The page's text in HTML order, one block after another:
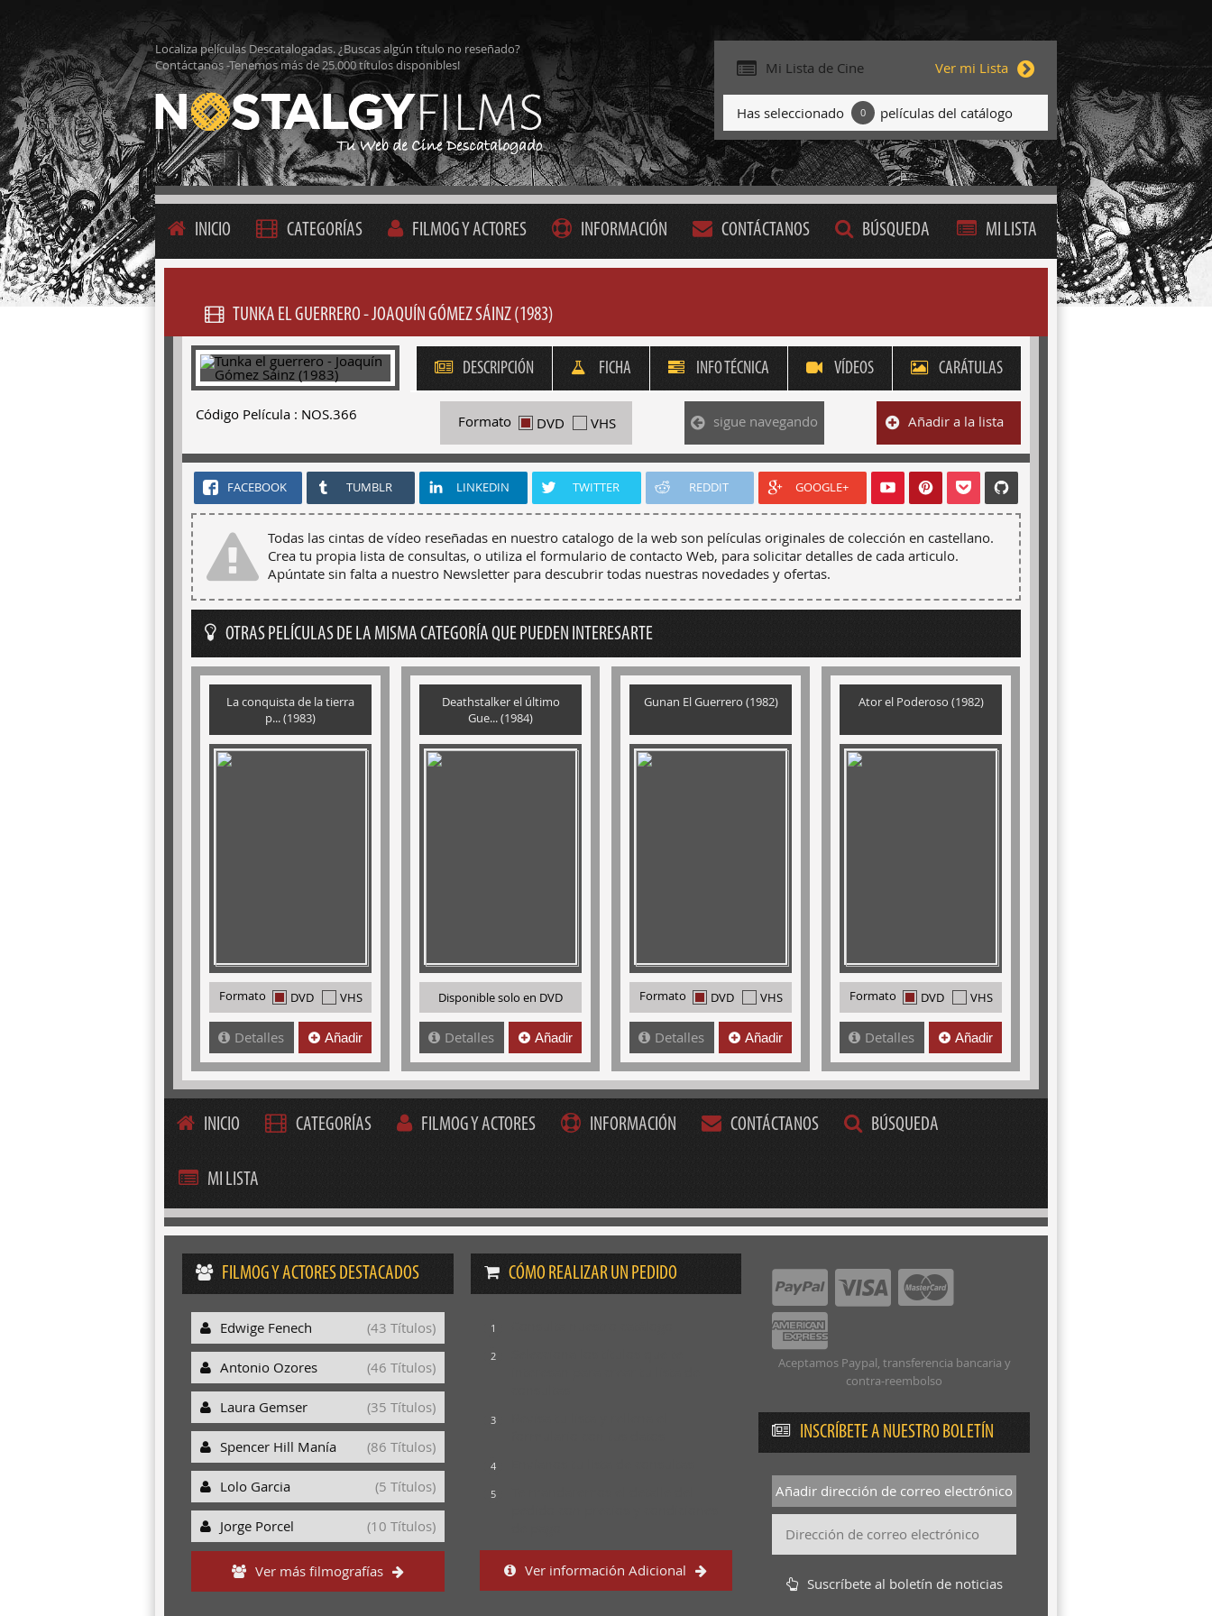
Localiza películas Descatalogadas. ¿Buscas algún título no reseñado?
Contáctanos -Tenemos más de 25.000 títulos disponibles!
Mi Lista de Cine Ver mi Lista
Has seleccionado 0 películas del catálogo
INICIO CATEGORÍAS FILMOG Y ACTORES INFORMACIÓN CONTÁCTANOS BÚSQUEDA MI LISTA
TUNKA EL GUERRERO - JOAQUÍN GÓMEZ SÁINZ (1983)
DESCRIPCIÓN FICHA INFO TÉCNICA VÍDEOS CARÁTULAS
Código Película : NOS.366 Formato DVD VHS sigue navegando Añadir a la lista
FACEBOOK TUMBLR LINKEDIN TWITTER REDDIT GOOGLE+
Todas las cintas de vídeo reseñadas en nuestro catalogo de la web son películas originales de colección en castellano.
Crea tu propia lista de consultas, o utiliza el formulario de contacto Web, para solicitar detalles de cada articulo.
Apúntate sin falta a nuestro Newsletter para descubrir todas nuestras novedades y ofertas.
OTRAS PELÍCULAS DE LA MISMA CATEGORÍA QUE PUEDEN INTERESARTE
La conquista de la tierra
p... (1983)
Formato DVD VHS
Detalles Añadir
Deathstalker el último
Gue... (1984)
Disponible solo en DVD
Detalles Añadir
Gunan El Guerrero (1982)
Formato DVD VHS
Detalles Añadir
Ator el Poderoso (1982)
Formato DVD VHS
Detalles Añadir
INICIO CATEGORÍAS FILMOG Y ACTORES INFORMACIÓN CONTÁCTANOS BÚSQUEDA
MI LISTA
FILMOG Y ACTORES DESTACADOS
Edwige Fenech (43 Títulos)
Antonio Ozores (46 Títulos)
Laura Gemser (35 Títulos)
Spencer Hill Manía (86 Títulos)
Lolo Garcia (5 Títulos)
Jorge Porcel (10 Títulos)
Ver más filmografías
CÓMO REALIZAR UN PEDIDO
1
2
3
4
5
Ver información Adicional
Aceptamos Paypal, transferencia bancaria y
contra-reembolso
INSCRÍBETE A NUESTRO BOLETÍN
Añadir dirección de correo electrónico
Suscríbete al boletín de noticias